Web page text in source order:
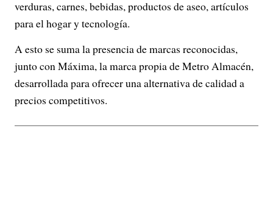
verduras, carnes, bebidas, productos de aseo, artículos
para el hogar y tecnología.
A esto se suma la presencia de marcas reconocidas,
junto con Máxima, la marca propia de Metro Almacén,
desarrollada para ofrecer una alternativa de calidad a
precios competitivos.